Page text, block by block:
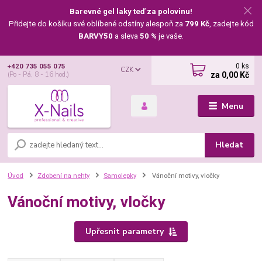
Barevné gel laky teď za polovinu!
Přidejte do košíku své oblíbené odstíny alespoň za 799 Kč, zadejte kód
BARVY50 a sleva 50 % je vaše.
Menu
CZK
Hledat
+420 735 055 075
(Po - Pá, 8 - 16 hod.)
0 ks
za 0,00 Kč
Úvod Zdobení na nehty Samolepky Vánoční motivy, vločky
Vánoční motivy, vločky
Upřesnit parametry